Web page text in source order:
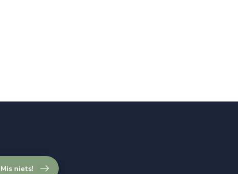
Mis niets!